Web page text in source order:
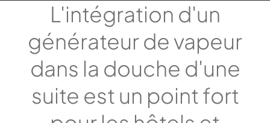
L'intégration d'un
générateur de vapeur
dans la douche d'une
suite est un point fort